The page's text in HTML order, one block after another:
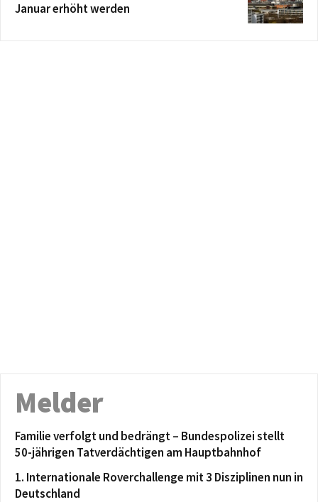
Januar erhöht werden
Melder
Familie verfolgt und bedrängt – Bundespolizei stellt
50-jährigen Tatverdächtigen am Hauptbahnhof
1. Internationale Roverchallenge mit 3 Disziplinen nun in
Deutschland